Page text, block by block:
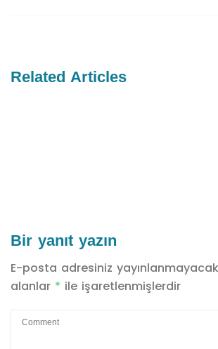
Related Articles
Bir yanıt yazın
E-posta adresiniz
alanlar * ile işaretlenmişlerdir